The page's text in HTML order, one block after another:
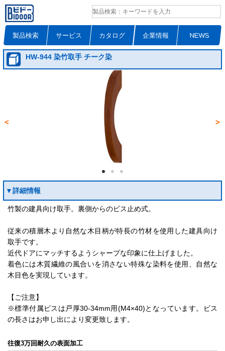
製品検索 サービス カタログ 企業情報 NEWS
HW-944 染竹取手 チーク染
< >
▼詳細情報
竹製の建具向け取手。裏側からのビス止め式。
従来の積層木より自然な木目柄が特長の竹材を使用した建具向け
取手です。
近代ドアにマッチするようシャープな印象に仕上げました。
着色には木質繊維の風合いを消さない特殊な染料を使用、自然な
木目色を実現しています。
【ご注意】
※標準付属ビスは戸厚30-34mm用(M4×40)となっています。ビス
の長さはお申し出により変更致します。
往復3万回耐久の表面加工